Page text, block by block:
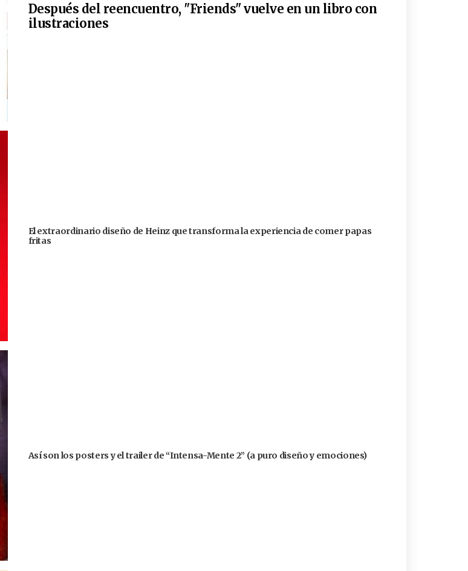
Después del reencuentro, "Friends" vuelve en un libro con
ilustraciones
El extraordinario diseño de Heinz que transforma la experiencia de comer papas
fritas
Así son los posters y el trailer de “Intensa-Mente 2” (a puro diseño y emociones)